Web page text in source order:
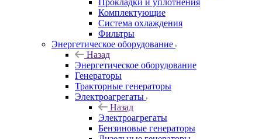
Прокладки и уплотнения
Комплектующие
Система охлаждения
Фильтры
Энергетическое оборудование
Назад
Энергетическое оборудование
Генераторы
Тракторные генераторы
Электроагрегаты
Назад
Электроагрегаты
Бензиновые генераторы